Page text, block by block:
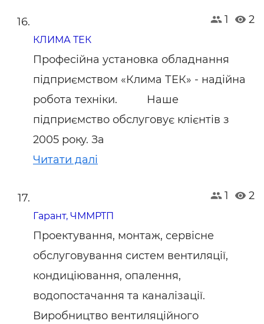
1 2
КЛИМА ТЕК
Професійна установка обладнання
підприємством «Клима ТЕК» - надійна
робота техніки. Наше
підприємство обслуговує клієнтів з
2005 року. За
Читати далі
1 2
Гарант, ЧММРТП
Проектування, монтаж, сервісне
обслуговування систем вентиляції,
кондиціювання, опалення,
водопостачання та каналізації.
Виробництво вентиляційного